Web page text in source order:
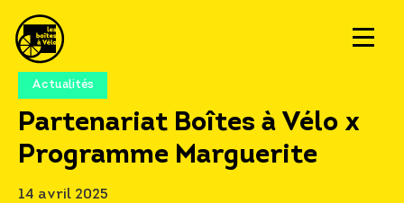
Actualités
Partenariat Boîtes à Vélo x
Programme Marguerite
14 avril 2025